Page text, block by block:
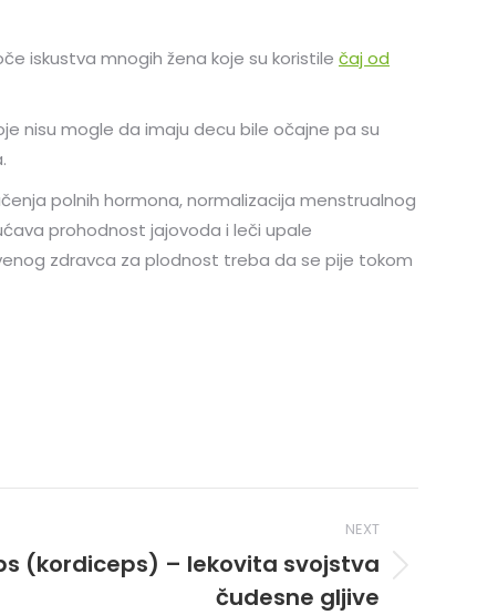
iskustva mnogih žena koje su koristile čaj od
nisu mogle da imaju decu bile očajne pa su
polnih hormona, normalizacija menstrualnog
prohodnost jajovoda i leči upale
zdravca za plodnost treba da se pije tokom
NEXT
(kordiceps) – lekovita svojstva
čudesne gljive